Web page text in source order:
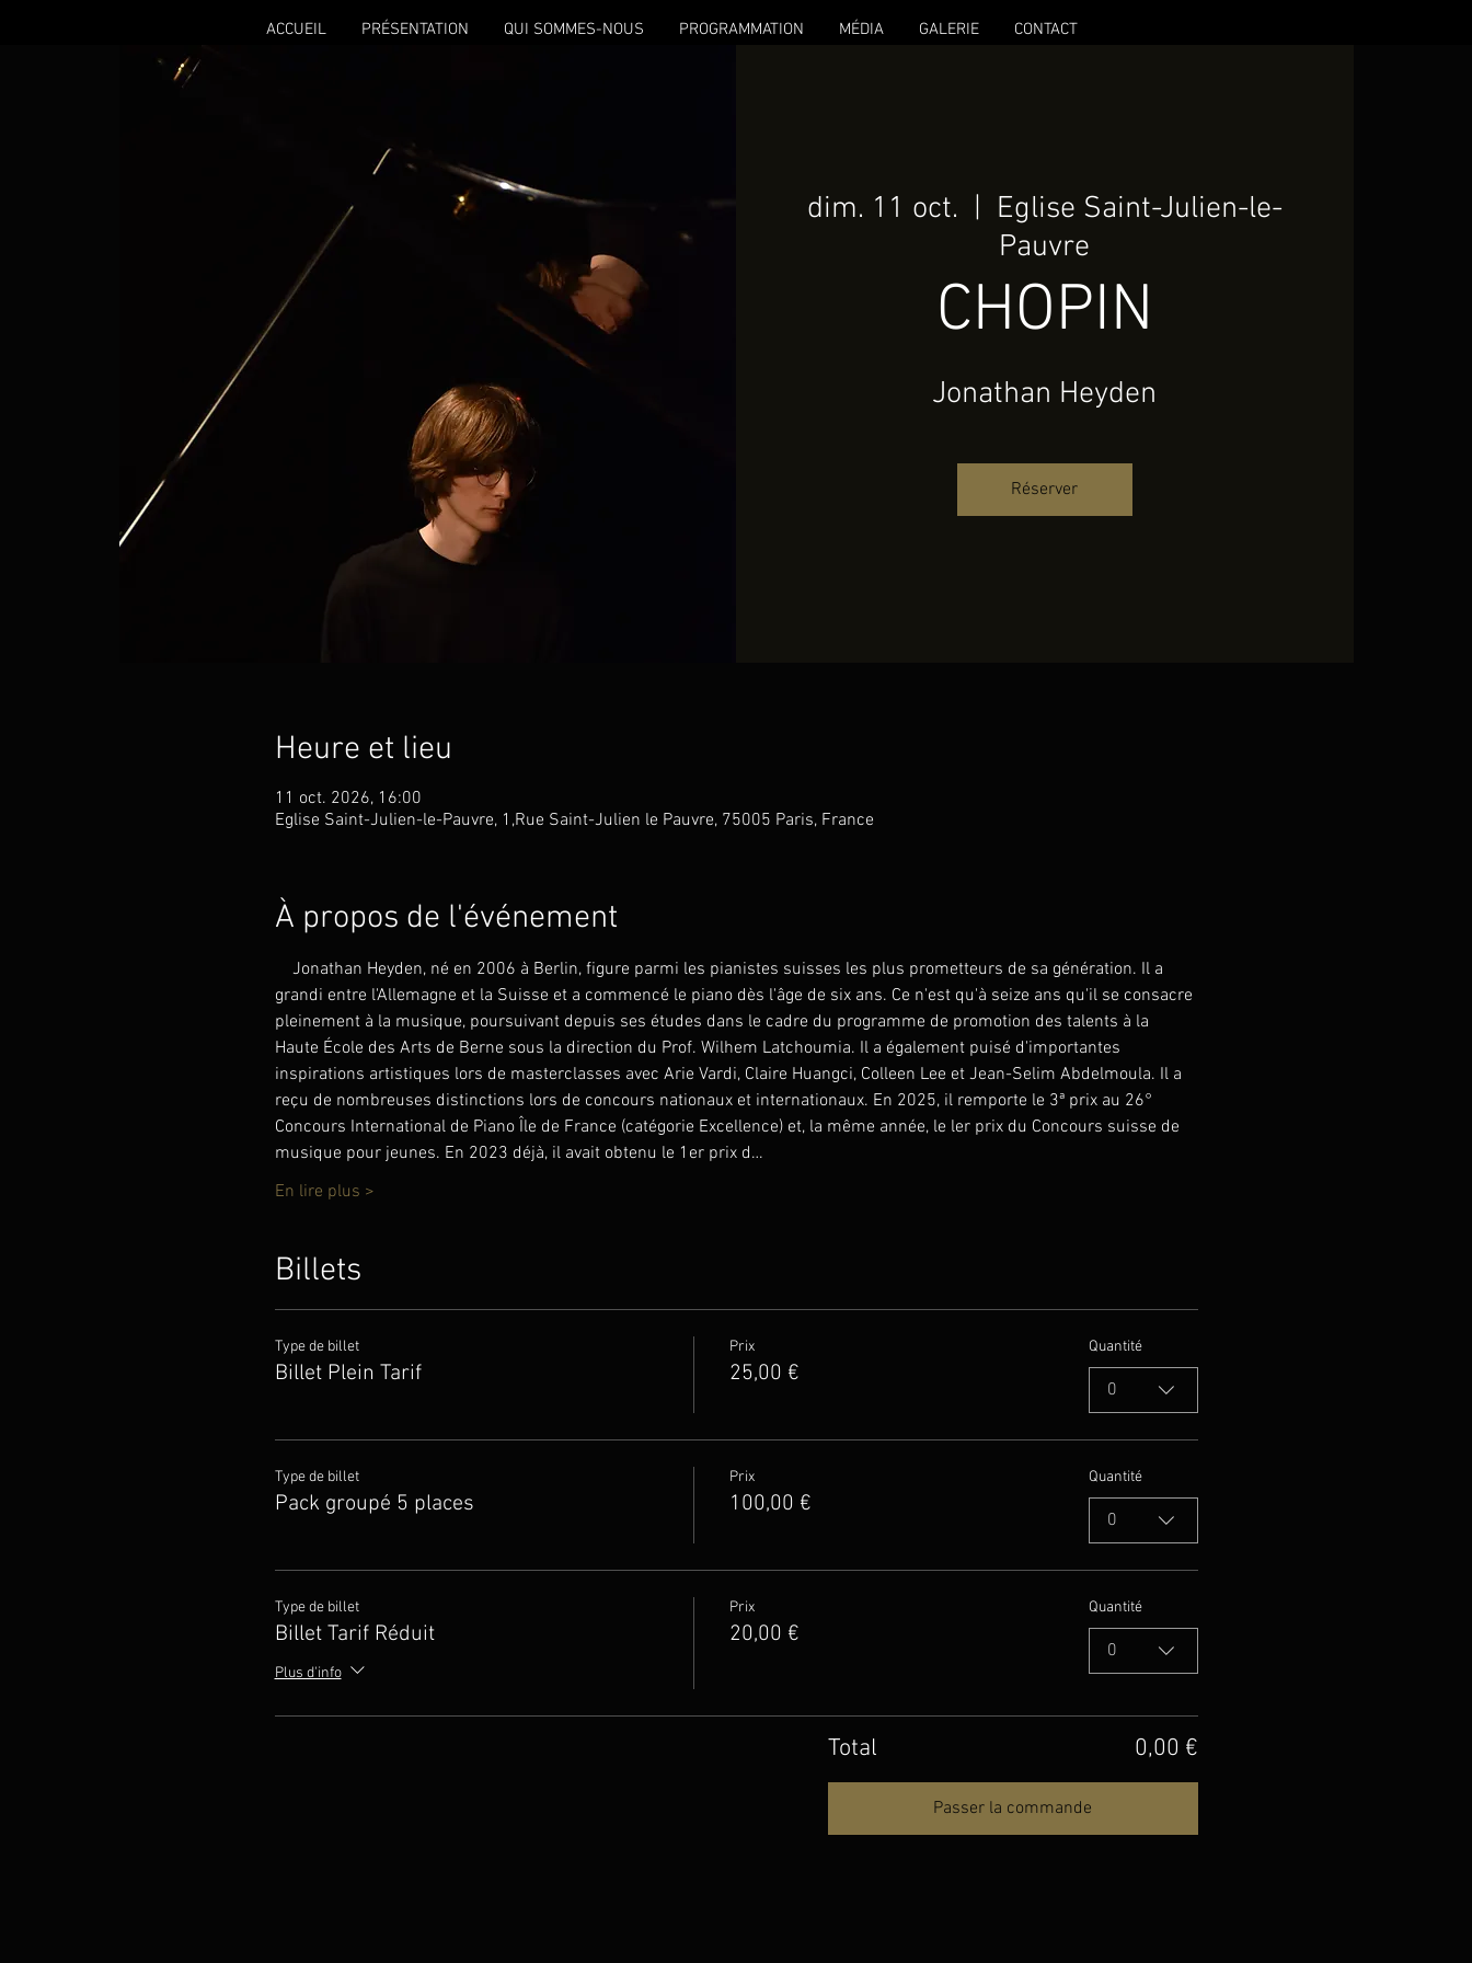
ACCUEIL PRÉSENTATION QUI SOMMES-NOUS PROGRAMMATION MÉDIA GALERIE CONTACT
dim. 11 oct.
  |
Eglise Saint-Julien-le-
Pauvre
CHOPIN
Jonathan Heyden
Réserver
Heure et lieu
11 oct. 2026, 16:00
Eglise Saint-Julien-le-Pauvre, 1,Rue Saint-Julien le Pauvre, 75005 Paris, France
À propos de l'événement
Jonathan Heyden, né en 2006 à Berlin, figure parmi les pianistes suisses les plus prometteurs de sa génération. Il a
grandi entre l'Allemagne et la Suisse et a commencé le piano dès l'âge de six ans. Ce n'est qu'à seize ans qu'il se consacre
pleinement à la musique, poursuivant depuis ses études dans le cadre du programme de promotion des talents à la
Haute École des Arts de Berne sous la direction du Prof. Wilhem Latchoumia. Il a également puisé d'importantes
inspirations artistiques lors de masterclasses avec Arie Vardi, Claire Huangci, Colleen Lee et Jean-Selim Abdelmoula. Il a
reçu de nombreuses distinctions lors de concours nationaux et internationaux. En 2025, il remporte le 3ª prix au 26°
Concours International de Piano Île de France (catégorie Excellence) et, la même année, le ler prix du Concours suisse de
musique pour jeunes. En 2023 déjà, il avait obtenu le 1er prix d…
En lire plus >
Billets
Type de billet
Billet Plein Tarif
Prix
25,00 €
Quantité
0
Type de billet
Pack groupé 5 places
Prix
100,00 €
Quantité
0
Type de billet
Billet Tarif Réduit
Plus d'info
Prix
20,00 €
Quantité
0
Total 0,00 €
Passer la commande